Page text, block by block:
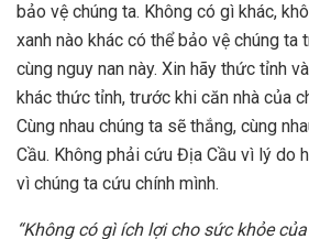
bảo vệ chúng ta. Không có gì khác,
xanh nào khác có thể bảo vệ chúng ta
cùng nguy nan này. Xin hãy thức tỉnh
khác thức tỉnh, trước khi căn nhà của
Cùng nhau chúng ta sẽ thắng, cùng
Cầu. Không phải cứu Địa Cầu vì lý do
vì chúng ta cứu chính mình.
“Không có gì ích lợi cho sức khỏe